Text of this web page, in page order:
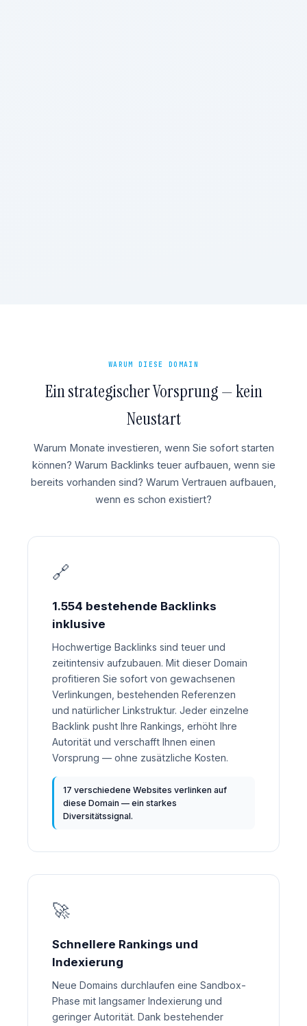
WARUM DIESE DOMAIN
Ein strategischer Vorsprung — kein
Neustart
Warum Monate investieren, wenn Sie sofort starten
können? Warum Backlinks teuer aufbauen, wenn sie
bereits vorhanden sind? Warum Vertrauen aufbauen,
wenn es schon existiert?
🔗
1.554 bestehende Backlinks
inklusive
Hochwertige Backlinks sind teuer und
zeitintensiv aufzubauen. Mit dieser Domain
profitieren Sie sofort von gewachsenen
Verlinkungen, bestehenden Referenzen
und natürlicher Linkstruktur. Jeder einzelne
Backlink pusht Ihre Rankings, erhöht Ihre
Autorität und verschafft Ihnen einen
Vorsprung — ohne zusätzliche Kosten.
17 verschiedene Websites verlinken auf
diese Domain — ein starkes
Diversitätssignal.
🚀
Schnellere Rankings und
Indexierung
Neue Domains durchlaufen eine Sandbox-
Phase mit langsamer Indexierung und
geringer Autorität. Dank bestehender